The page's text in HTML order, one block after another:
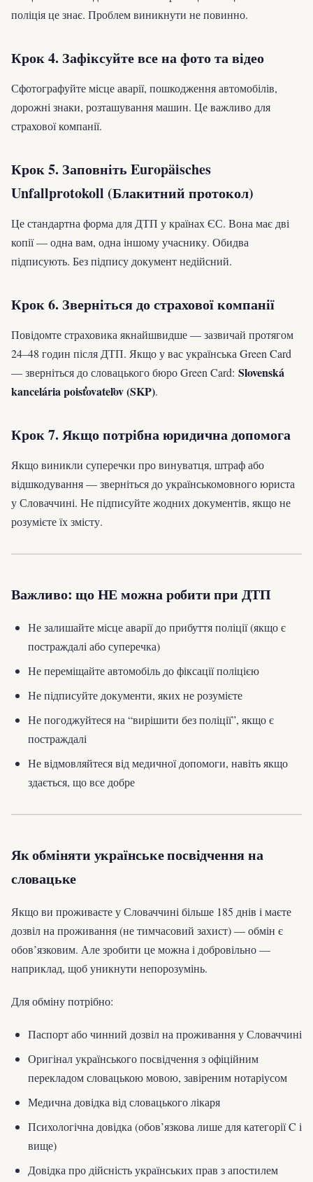
поліція це знає. Проблем виникнути не повинно.
Крок 4. Зафіксуйте все на фото та відео
Сфотографуйте місце аварії, пошкодження автомобілів,
дорожні знаки, розташування машин. Це важливо для
страхової компанії.
Крок 5. Заповніть Europäisches
Unfallprotokoll (Блакитний протокол)
Це стандартна форма для ДТП у країнах ЄС. Вона має дві
копії — одна вам, одна іншому учаснику. Обидва
підписують. Без підпису документ недійсний.
Крок 6. Зверніться до страхової компанії
Повідомте страховика якнайшвидше — зазвичай протягом
24–48 годин після ДТП. Якщо у вас українська Green Card
— зверніться до словацького бюро Green Card: Slovenská
kancelária poisťovateľov (SKP).
Крок 7. Якщо потрібна юридична допомога
Якщо виникли суперечки про винуватця, штраф або
відшкодування — зверніться до українськомовного юриста
у Словаччині. Не підписуйте жодних документів, якщо не
розумієте їх змісту.
Важливо: що НЕ можна робити при ДТП
Не залишайте місце аварії до прибуття поліції (якщо є
постраждалі або суперечка)
Не переміщайте автомобіль до фіксації поліцією
Не підписуйте документи, яких не розумієте
Не погоджуйтеся на “вирішити без поліції”, якщо є
постраждалі
Не відмовляйтеся від медичної допомоги, навіть якщо
здається, що все добре
Як обміняти українське посвідчення на
словацьке
Якщо ви проживаєте у Словаччині більше 185 днів і маєте
дозвіл на проживання (не тимчасовий захист) — обмін є
обов’язковим. Але зробити це можна і добровільно —
наприклад, щоб уникнути непорозумінь.
Для обміну потрібно:
Паспорт або чинний дозвіл на проживання у Словаччині
Оригінал українського посвідчення з офіційним
перекладом словацькою мовою, завіреним нотаріусом
Медична довідка від словацького лікаря
Психологічна довідка (обов’язкова лише для категорії C і
вище)
Довідка про дійсність українських прав з апостилем